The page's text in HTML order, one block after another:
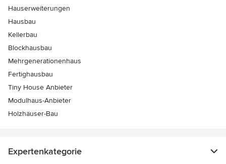
Hauserweiterungen
Hausbau
Kellerbau
Blockhausbau
Mehrgenerationenhaus
Fertighausbau
Tiny House Anbieter
Modulhaus-Anbieter
Holzhäuser-Bau
Expertenkategorie